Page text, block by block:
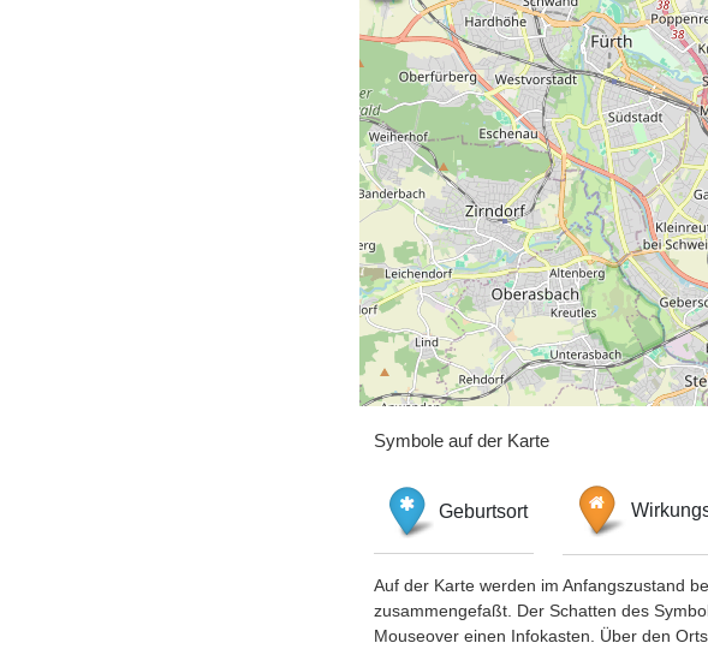
Symbole auf der Karte
Geburtsort
Auf der Karte werden im Anfangszustand
zusammengefaßt. Der Schatten des
Mouseover einen Infokasten. Über den